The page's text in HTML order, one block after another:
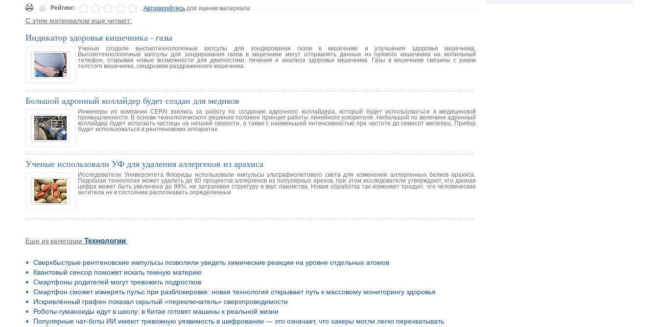
Рейтинг: Авторизуйтесьдля оценки материала
С этим материалом еще читают:
Индикатор здоровья кишечника - газы
Ученые создали высокотехнологичные капсулы для зондирования газов в кишечнике и улучшения здоровья кишечника.
Высокотехнологичные капсулы для зондирования газов в кишечнике могут отправлять данные из прямого кишечника на мобильный
телефон, открывая новые возможности для диагностики, лечения и анализа здоровья кишечника. Газы в кишечнике связаны с раком
толстого кишечника, синдромом раздраженного кишечника
Большой адронный коллайдер будет создан для медиков
Инженеры из компании CERN взялись за работу по созданию адронного коллайдера, который будет использоваться в медицинской
промышленности. В основе технологического решения положен принцип работы линейного ускорителя. Небольшой по величине адронный
коллайдер будет испускать частицы на низшей скорости, а также с наименьшей интенсивностью при частоте до семисот мегагерц. Прибор
будет использоваться в рентгеновских аппаратах
Ученые использовали УФ для удаления аллергенов из арахиса
Исследователи Университета Флориды использовали импульсы ультрафиолетового света для изменения аллергенных белков арахиса.
Подобная технология может удалить до 80 процентов аллергенов из популярных орехов, при этом исследователи утверждают, что данная
цифра может быть увеличена до 99%, не затрагивая структуру и вкус лакомства. Новая обработка так изменяет продукт, что человеческие
антитела не в состоянии распознавать определенные
Еще из категории Технологии:
Сверхбыстрые рентгеновские импульсы позволили увидеть химические реакции на уровне отдельных атомов
Квантовый сенсор поможет искать темную материю
Смартфоны родителей могут тревожить подростков
Смартфон сможет измерять пульс при разблокировке: новая технология открывает путь к массовому мониторингу здоровья
Искривлённый графен показал скрытый «переключатель» сверхпроводимости
Роботы-гуманоиды идут в школу: в Китае готовят машины к реальной жизни
Популярные чат-боты ИИ имеют тревожную уязвимость в шифровании — это означает, что хакеры могли легко перехватывать